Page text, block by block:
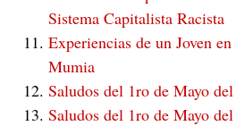
Sistema Capitalista Racista
Experiencias de un Joven
Mumia
Saludos del 1ro de Mayo
Saludos del 1ro de Mayo